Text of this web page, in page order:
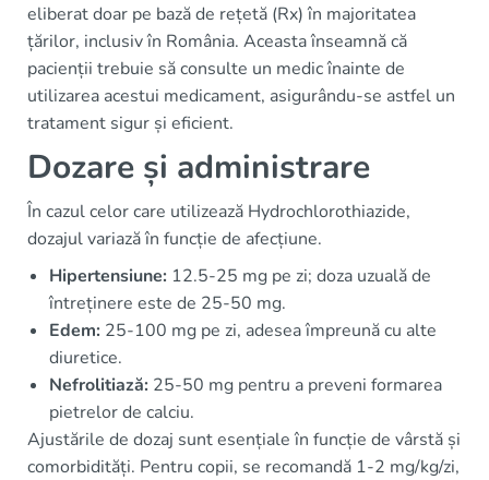
eliberat doar pe bază de rețetă (Rx) în majoritatea
țărilor, inclusiv în România. Aceasta înseamnă că
pacienții trebuie să consulte un medic înainte de
utilizarea acestui medicament, asigurându-se astfel un
tratament sigur și eficient.
Dozare și administrare
În cazul celor care utilizează Hydrochlorothiazide,
dozajul variază în funcție de afecțiune.
Hipertensiune: 12.5-25 mg pe zi; doza uzuală de
întreținere este de 25-50 mg.
Edem: 25-100 mg pe zi, adesea împreună cu alte
diuretice.
Nefrolitiază: 25-50 mg pentru a preveni formarea
pietrelor de calciu.
Ajustările de dozaj sunt esențiale în funcție de vârstă și
comorbidități. Pentru copii, se recomandă 1-2 mg/kg/zi,